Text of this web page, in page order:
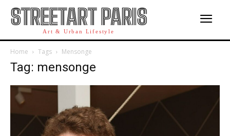
STREETART PARIS
Art & Urban Lifestyle
Home Tags Mensonge
Tag: mensonge